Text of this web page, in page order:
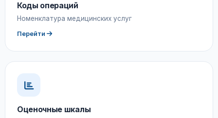
Коды операций
Номенклатура медицинских услуг
Перейти
Оценочные шкалы